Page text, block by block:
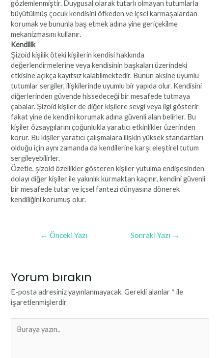
gözlemlenmiştir. Duygusal olarak tutarlı olmayan tutumlarla
büyütülmüş çocuk kendisini öfkeden ve içsel karmaşalardan
korumak ve bununla baş etmek adına yine geriçekilme
mekanizmasını kullanır.
Kendilik
Şizoid kişilik öteki kişilerin kendisi hakkında
değerlendirmelerine veya kendisinin başkaları üzerindeki
etkisine açıkça kayıtsız kalabilmektedir. Bunun aksine uyumlu
tutumlar sergiler, ilişkilerinde uyumlu bir yapıda olur. Kendisini
diğerlerinden güvende hissedeceği bir mesafede tutmaya
çabalar. Şizoid kişiler de diğer kişilere sevgi veya ilgi gösterir
fakat yine de kendini korumak adına güvenli alan belirler. Bu
kişiler özsaygılarını çoğunlukla yaratıcı etkinlikler üzerinden
korur. Bu kişiler yaratıcı çalışmalara ilişkin yüksek standartları
olduğu için aynı zamanda da kendilerine karşı eleştirel tutum
sergileyebilirler.
Özetle, şizoid özellikler gösteren kişiler yutulma endişesinden
dolayı diğer kişiler ile yakınlık kurmaktan kaçınır, kendini güvenli
bir mesafede tutar ve içsel fantezi dünyasına dönerek
kendiliğini korumuş olur.
← Önceki Yazı Sonraki Yazı →
Yorum bırakın
E-posta adresiniz yayınlanmayacak. Gerekli alanlar * ile
işaretlenmişlerdir
yazın..